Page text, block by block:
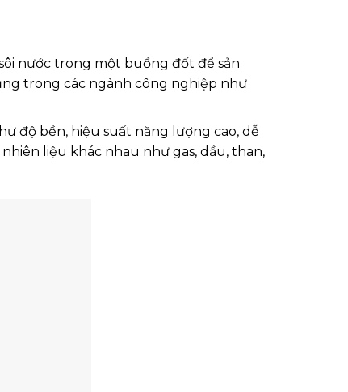
nước trong một buồng đốt để sản
trong các ngành công nghiệp như
độ bền, hiệu suất năng lượng cao, dễ
liệu khác nhau như gas, dầu, than,